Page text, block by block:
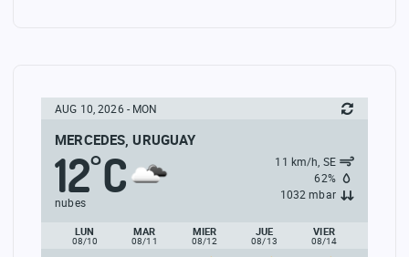
AUG 10, 2026 - MON
MERCEDES, URUGUAY
12°C
nubes
11 km/h, SE
62%
1032 mbar
LUN
08/10
MAR
08/11
MIER
08/12
JUE
08/13
VIER
08/14